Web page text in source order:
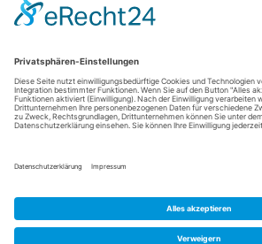
0621/405401-